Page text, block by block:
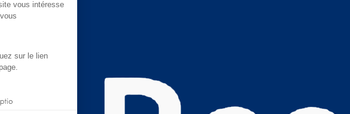
vous intéresse
sur le lien